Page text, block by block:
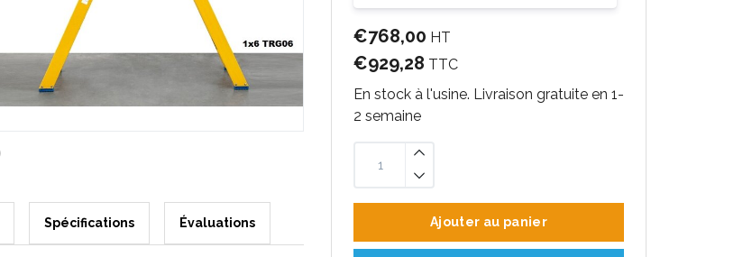
€768,00 HT
€929,28 TTC
En stock à l'usine. Livraison gratuite en 1-
2 semaine
Ajouter au panier
Spécifications Évaluations